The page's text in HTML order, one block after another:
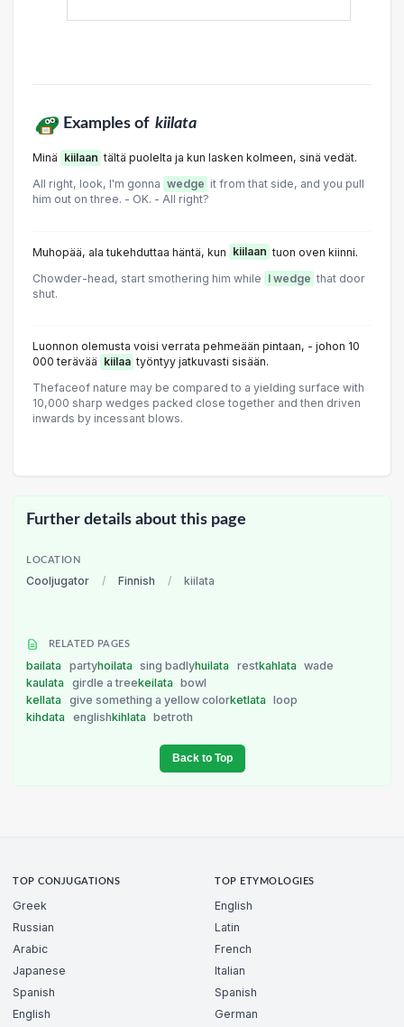
Examples of kiilata
Minä kiilaan tältä puolelta ja kun lasken kolmeen, sinä vedät.
All right, look, I'm gonna wedge it from that side, and you pull
him out on three. - OK. - All right?
Muhopää, ala tukehduttaa häntä, kun kiilaan tuon oven kiinni.
Chowder-head, start smothering him while I wedge that door
shut.
Luonnon olemusta voisi verrata pehmeään pintaan, - johon 10
000 terävää kiilaa työntyy jatkuvasti sisään.
Thefaceof nature may be compared to a yielding surface with
10,000 sharp wedges packed close together and then driven
inwards by incessant blows.
Further details about this page
LOCATION
Cooljugator / Finnish / kiilata
RELATED PAGES
bailata partyhoilata sing badlyhuilata restkahlata
wade
kaulata
girdle a treekeilata
bowl
kellata
give something a yellow colorketlata
loop
kihdata
englishkihlata betroth
Back to Top
TOP CONJUGATIONS
Greek
Russian
Arabic
Japanese
Spanish
English
TOP ETYMOLOGIES
English
Latin
French
Italian
Spanish
German